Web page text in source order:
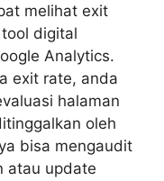
melihat exit
digital
Analytics.
exit rate, anda
halaman
oleh
bisa mengaudit
atau update